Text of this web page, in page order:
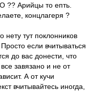
?? Арийцы то епть.
концлагеря ?
нету тут поклонников
если вчитываться
до вас донести, что
завязано и не от
А от кучи
вчитывайтесь иногда,